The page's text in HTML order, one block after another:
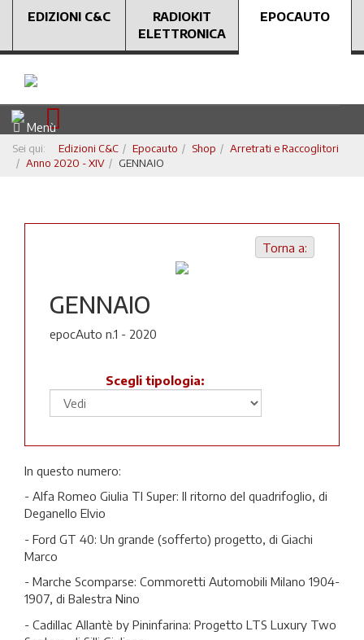
EDIZIONI C&C
RADIOKIT
ELETTRONICA
EPOCAUTO
Menù
Sei qui: Edizioni C&C Epocauto Shop
Arretrati e Raccoglitori
Anno 2020 - XIV
GENNAIO
Torna a:
GENNAIO
epocAuto n.1 - 2020
Scegli tipologia:
In questo numero:
- Alfa Romeo Giulia TI Super: Il ritorno del quadrifoglio, di
Deganello Elvio
- Ford GT 40: Un grande (sofferto) progetto, di Giachi
Marco
- Marche Scomparse: Commoretti Automobili Milano 1904-
1907, di Balestra Nino
- Cadillac Allantè by Pininfarina: Progetto LTS Luxury Two